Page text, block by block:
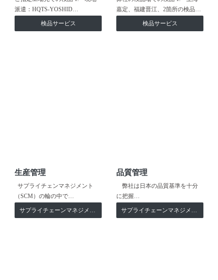
派遣：HQTS-YOSHID…
検品サービス
嘉定、福建晋江、2箇所の検品…
検品サービス
生産管理
サプライチェンマネジメント
（SCM）の輪の中で…
サプライチェーンマネジメント
品質管理
弊社は日本の品質基準を十分
に把握…
サプライチェーンマネジメント